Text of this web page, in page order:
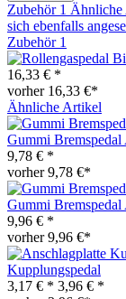
Zubehör 1 Ähnliche
sich ebenfalls
Zubehör 1
16,33 € *
vorher 16,33 €*
Ähnliche Artikel
Gummi
9,78 € *
vorher 9,78 €*
Gummi
9,96 € *
vorher 9,96 €*
Kupplungspedal
3,17 € * 3,96 € *